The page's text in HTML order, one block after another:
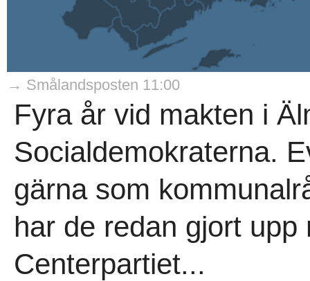
→ Smålandsposten 11:00
Fyra år vid makten i
Socialdemokraterna.
gärna som
har de redan gjort
Centerpartiet...